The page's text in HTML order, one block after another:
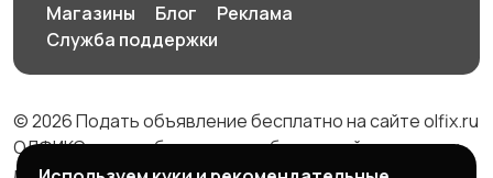
Магазины Блог
Реклама
Служба поддержки
© 2026 Подать объявление бесплатно на сайте olfix.ru
ОЛФИКС - доска беспалтных объявлений от частных